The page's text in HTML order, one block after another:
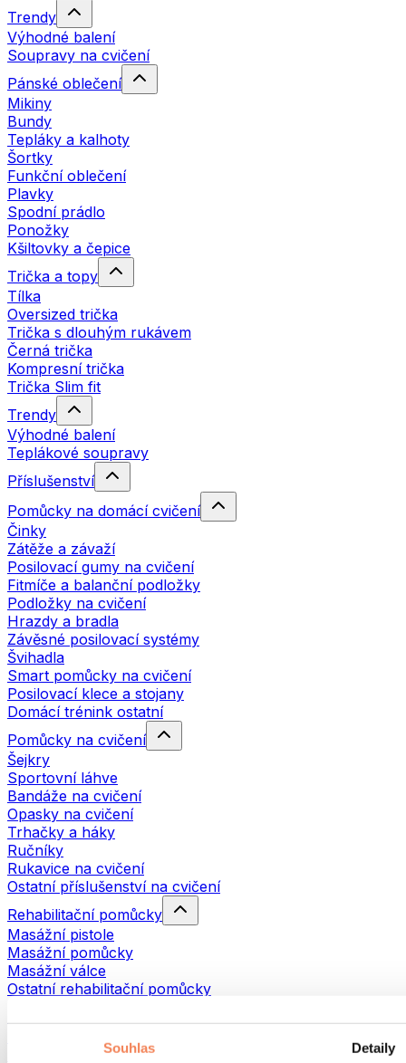
Souhlas Detaily
Trendy
Výhodné balení
Soupravy na cvičení
Pánské oblečení
Mikiny
Bundy
Tepláky a kalhoty
Šortky
Funkční oblečení
Plavky
Spodní prádlo
Ponožky
Kšiltovky a čepice
Trička a topy
Tílka
Oversized trička
Trička s dlouhým rukávem
Černá trička
Kompresní trička
Trička Slim fit
Trendy
Výhodné balení
Teplákové soupravy
Příslušenství
Pomůcky na domácí cvičení
Činky
Zátěže a závaží
Posilovací gumy na cvičení
Fitmíče a balanční podložky
Podložky na cvičení
Hrazdy a bradla
Závěsné posilovací systémy
Švihadla
Smart pomůcky na cvičení
Posilovací klece a stojany
Domácí trénink ostatní
Pomůcky na cvičení
Šejkry
Sportovní láhve
Bandáže na cvičení
Opasky na cvičení
Trhačky a háky
Ručníky
Rukavice na cvičení
Ostatní příslušenství na cvičení
Rehabilitační pomůcky
Masážní pistole
Masážní pomůcky
Masážní válce
Ostatní rehabilitační pomůcky